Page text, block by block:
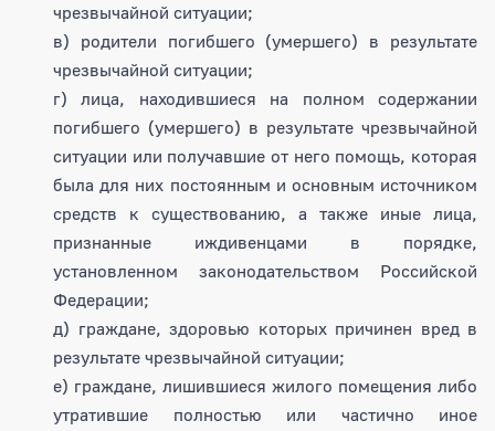
чрезвычайной ситуации;
в) родители погибшего (умершего) в результате
чрезвычайной ситуации;
г) лица, находившиеся на полном содержании
погибшего (умершего) в результате чрезвычайной
ситуации или получавшие от него помощь, которая
была для них постоянным и основным источником
средств к существованию, а также иные лица,
признанные иждивенцами в порядке,
установленном законодательством Российской
Федерации;
д) граждане, здоровью которых причинен вред в
результате чрезвычайной ситуации;
е) граждане, лишившиеся жилого помещения либо
утратившие полностью или частично иное